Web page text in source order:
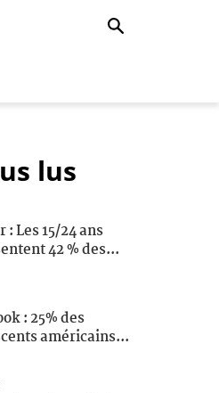
lus
Les 15/24 ans
42 % des...
: 25% des
américains...